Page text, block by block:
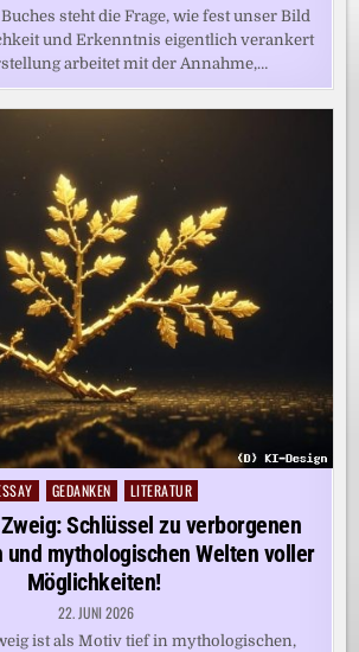
steht die Frage, wie fest unser Bild
und Erkenntnis eigentlich verankert
arbeitet mit der Annahme,…
GEDANKEN LITERATUR
Schlüssel zu verborgenen
und mythologischen Welten voller
Möglichkeiten!
22. JUNI 2026
ist als Motiv tief in mythologischen,